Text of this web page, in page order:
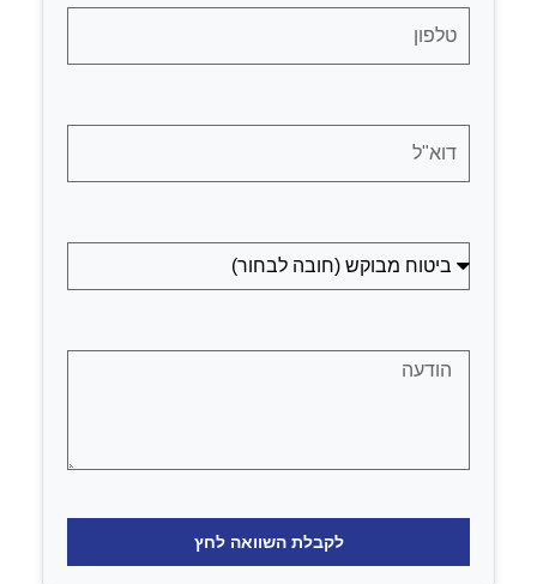
לקבלת השוואה לחץ